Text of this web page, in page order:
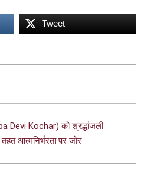
Tweet
Devi Kochar) को श्रद्धांजली
आत्मनिर्भरता पर जोर